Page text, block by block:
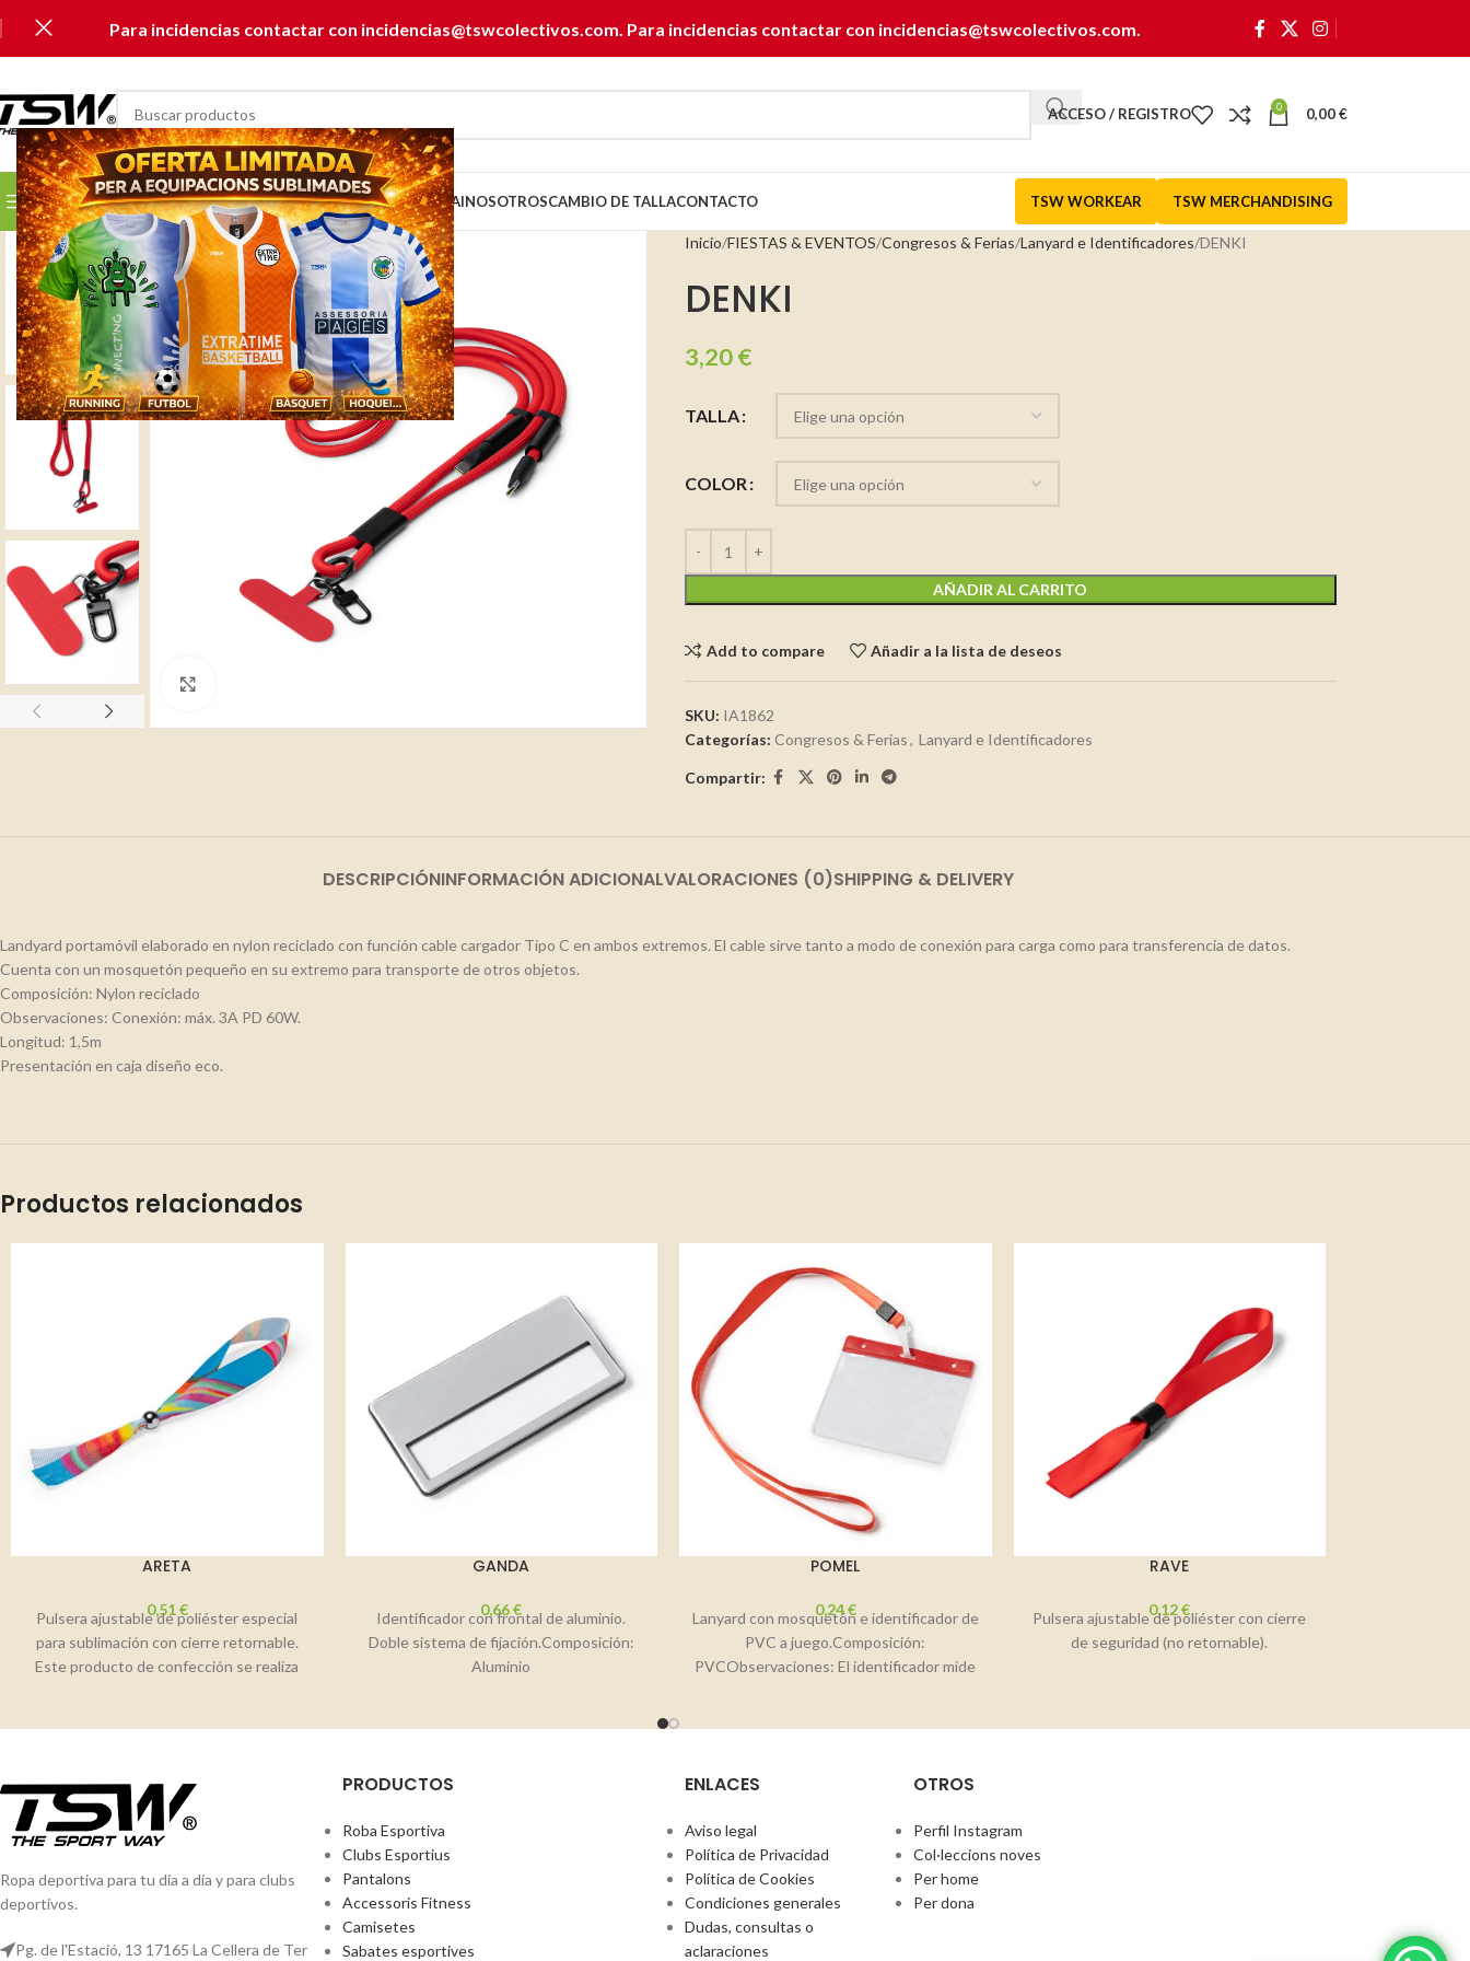
Para incidencias contactar con incidencias@tswcolectivos.com. Para incidencias contactar con incidencias@tswcolectivos.com
SELECCIONAR CATEGORÍA
ACCESO / REGISTRO 0 0,00€
SELECCIONA TU CLUB... INICIOCATÁLOGOSMUSAINOSOTROSCAMBIO DE TALLACONTACTO TSW WORKEAR TSW MERCHANDISING
Inicio FIESTAS & EVENTOS Congresos & Ferias Lanyard e Identificadores DENKI
DENKI
3,20€
TALLA
COLOR
AÑADIR AL CARRITO
Add to compare Añadir a la lista de deseos
SKU: IA1862
Categorías: Congresos & Ferias, Lanyard e Identificadores
Compartir:
DESCRIPCIÓNINFORMACIÓN ADICIONALVALORACIONES (0)SHIPPING & DELIVERY
Landyard portamóvil elaborado en nylon reciclado con función cable cargador Tipo C en ambos extremos. El cable sirve tanto a modo de conexión para carga como para transferencia de datos.
Cuenta con un mosquetón pequeño en su extremo para transporte de otros objetos.
Composición: Nylon reciclado
Observaciones: Conexión: máx. 3A PD 60W.
Longitud: 1,5m
Presentación en caja diseño eco.
Productos relacionados
ARETA
0,51€
Pulsera ajustable de poliéster especial
para sublimación con cierre retornable.
Este producto de confección se realiza
GANDA
0,66€
Identificador con frontal de aluminio.
Doble sistema de fijación.Composición:
Aluminio
POMEL
0,24€
Lanyard con mosquetón e identificador de
PVC a juego.Composición:
PVCObservaciones: El identificador mide
RAVE
0,12€
Pulsera ajustable de poliéster con cierre
de seguridad (no retornable).
Ropa deportiva para tu día a día y para clubs
deportivos.
Pg. de l'Estació, 13 17165 La Cellera de Ter
PRODUCTOS
Roba Esportiva
Clubs Esportius
Pantalons
Accessoris Fitness
Camisetes
Sabates esportives
ENLACES
Aviso legal
Política de Privacidad
Política de Cookies
Condiciones generales
Dudas, consultas o
aclaraciones
OTROS
Perfil Instagram
Col·leccions noves
Per home
Per dona